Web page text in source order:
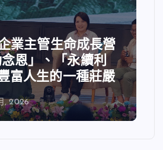
業主管生命成長營
恩」、「永續利
富人生的一種莊嚴
, 2026